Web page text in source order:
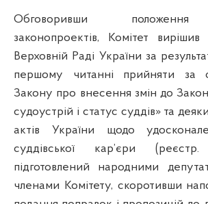
Обговоривши положення
законопроектів, Комітет
Верховній Раді України за
першому читанні прийняти за
Закону про внесення змін до
судоустрій і статус суддів» та
актів України щодо
суддівської кар’єри
підготовлений народними
членами Комітету, скоротивши